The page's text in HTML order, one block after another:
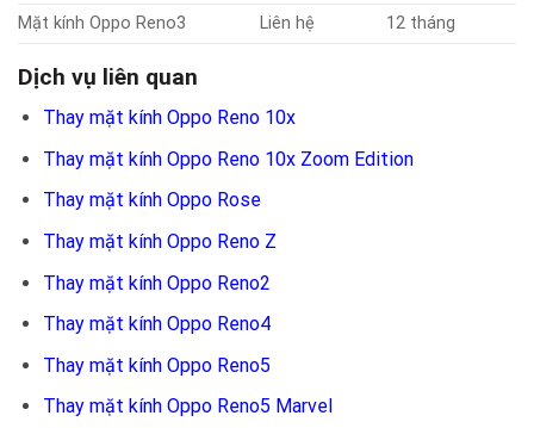
Mặt kính Oppo Reno3
Liên hệ 12 tháng
Dịch vụ liên quan
Thay mặt kính Oppo Reno 10x
Thay mặt kính Oppo Reno 10x Zoom Edition
Thay mặt kính Oppo Rose
Thay mặt kính Oppo Reno Z
Thay mặt kính Oppo Reno2
Thay mặt kính Oppo Reno4
Thay mặt kính Oppo Reno5
Thay mặt kính Oppo Reno5 Marvel